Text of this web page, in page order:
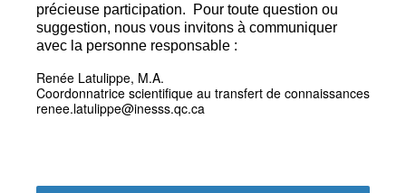
précieuse participation.
Pour toute question ou
suggestion, nous vous invitons à communiquer
avec la personne responsable :
Renée Latulippe, M.A.
Coordonnatrice scientifique au transfert de connaissances
renee.latulippe@inesss.qc.ca